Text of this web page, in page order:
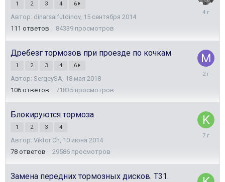
1 2 3 4 6
Автор: dinarsaifutdinov, 15 сентября 2014
111 ответов 84339 просмотров
15
Дребезг тормозов при проезде по кочкам
1 2 3 4 6
Автор: SergeySA, 18 мая 2018
106 ответов 71835 просмотров
18
Блокируются тормоза
1 2 3 4
Автор: Viktor Ch, 10 июня 2014
78 ответов 29586 просмотров
27
Замена передних тормозных дисков. Т31.